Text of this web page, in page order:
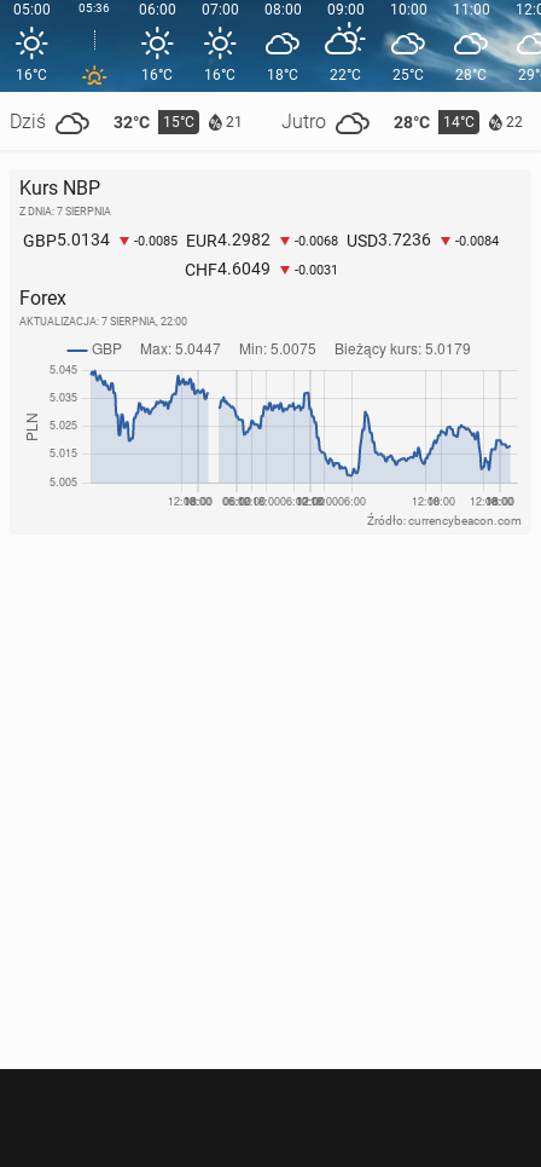
05:00
16°C
Dziś 32°C 15°C 21 Jutro 28°C 14°C 22
05:36 06:00
16°C
07:00
16°C
08:00
18°C
09:00
22°C
10:00
25°C
11:00
28°C
Kurs NBP
Z DNIA: 7 SIERPNIA
GBP5.0134 -0.0085 EUR4.2982 -0.0068 USD3.7236 -0.0084
CHF4.6049 -0.0031
Forex
AKTUALIZACJA: 7 SIERPNIA, 22:00
Źródło: currencybeacon.com